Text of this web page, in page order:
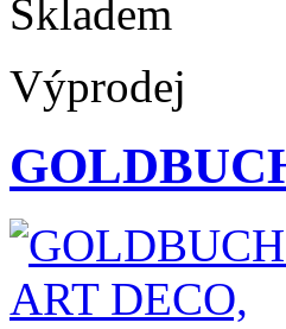
Skladem
Výprodej